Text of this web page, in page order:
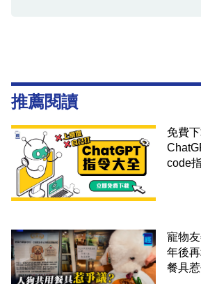
推薦閱讀
免費
code
寵物
年後
餐具